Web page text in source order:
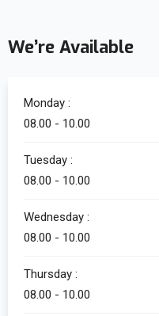
We’re Available
Monday :
08.00 - 10.00
Tuesday :
08.00 - 10.00
Wednesday :
08.00 - 10.00
Thursday :
08.00 - 10.00